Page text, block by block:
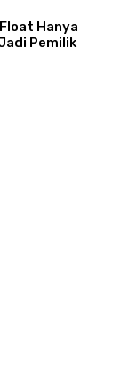
Hanya
Pemilik